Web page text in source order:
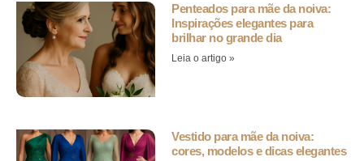
Penteados para mãe da noiva:
Inspirações elegantes para
brilhar no grande dia
Leia o artigo »
Vestido para mãe da noiva:
cores, modelos e dicas elegantes